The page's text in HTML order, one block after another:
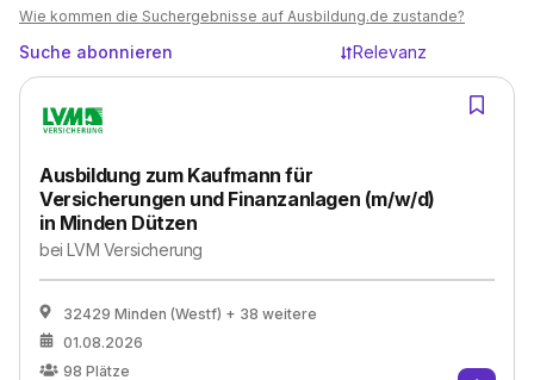
Wie kommen die Suchergebnisse auf Ausbildung.de zustande?
Suche abonnieren Relevanz
Ausbildung zum Kaufmann für
Versicherungen und Finanzanlagen (m/w/d)
in Minden Dützen
beiLVM Versicherung
32429 Minden (Westf) + 38 weitere
01.08.2026
98 Plätze